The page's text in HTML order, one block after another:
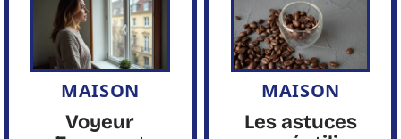
MAISON
Voyeur
MAISON
Les astuces